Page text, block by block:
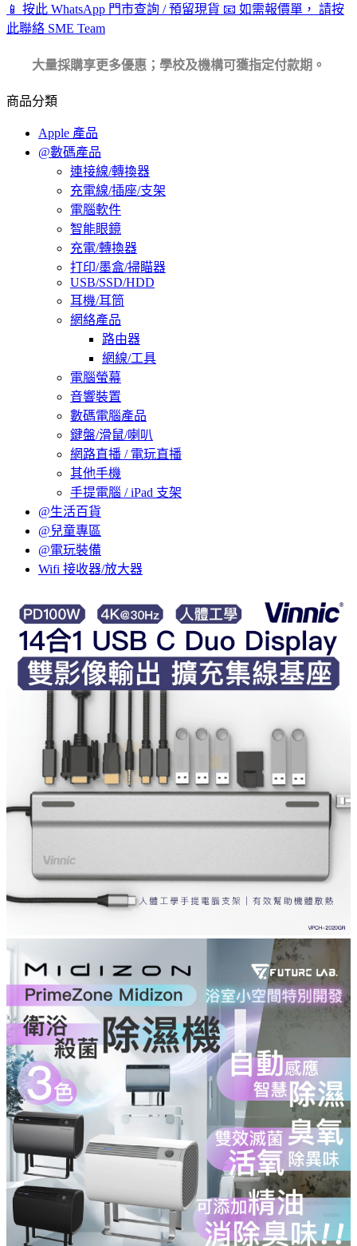
Wifi
接
器
CM448
/
數
量
📱 按此 WhatsApp 門市查詢 / 預留現貨 📧 如需報價單， 請按
此聯絡 SME Team
大量採購享更多優惠；學校及機構可獲指定付款期。
商品分類
Apple 產品
@數碼產品
連接線/轉換器
充電線/插座/支架
電腦軟件
智能眼鏡
充電/轉換器
打印/墨盒/掃瞄器
USB/SSD/HDD
耳機/耳筒
網絡產品
路由器
網線/工具
電腦螢幕
音響裝置
數碼電腦產品
鍵盤/滑鼠/喇叭
網路直播 / 電玩直播
其他手機
手提電腦 / iPad 支架
@生活百貨
@兒童專區
@電玩裝備
Wifi 接收器/放大器